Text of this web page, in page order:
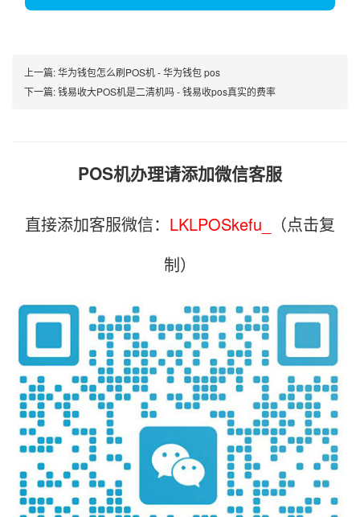
上一篇:华为钱包怎么刷POS机 - 华为钱包 pos
下一篇:钱易收大POS机是二清机吗 - 钱易收pos真实的费率
POS机办理请添加微信客服
直接添加客服微信： LKLPOSkefu_
（点击复
制）